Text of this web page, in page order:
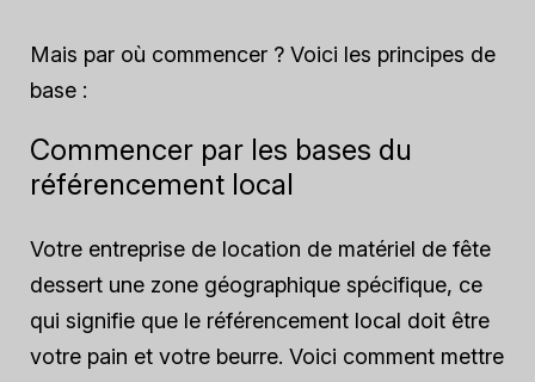
Mais par où commencer ? Voici les principes de
base :
Commencer par les bases du
référencement local
Votre entreprise de location de matériel de fête
dessert une zone géographique spécifique, ce
qui signifie que le référencement local doit être
votre pain et votre beurre. Voici comment mettre